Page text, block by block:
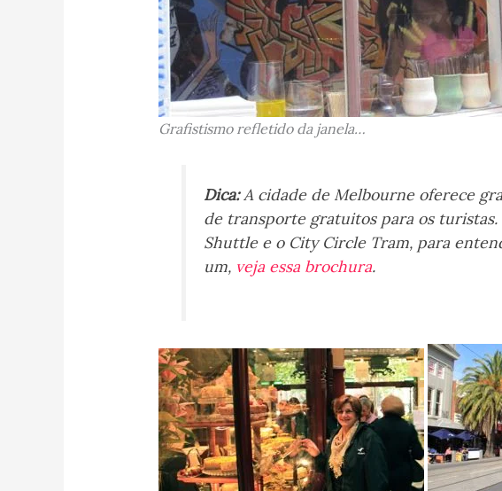
Grafistismo refletido da janela…
Dica:A cidade de Melbourne oferece
de transporte gratuitos para os
Shuttle e o City Circle Tram, para
um, veja essa brochura.